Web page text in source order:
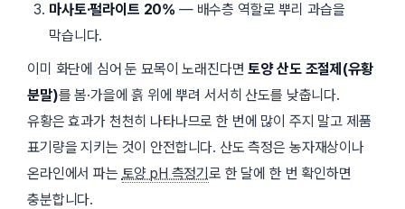
마사토·펄라이트 20% — 배수층 역할로 뿌리 과습을
막습니다.
이미 화단에 심어 둔 묘목이 노래진다면토양 산도 조절제(유황
분말)를 봄·가을에 흙 위에 뿌려 서서히 산도를 낮춥니다.
유황은 효과가 천천히 나타나므로 한 번에 많이 주지 말고 제품
표기량을 지키는 것이 안전합니다. 산도 측정은 농자재상이나
온라인에서 파는 토양 pH 측정기로 한 달에 한 번 확인하면
충분합니다.